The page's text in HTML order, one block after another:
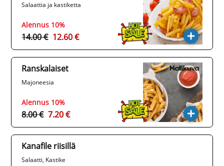
Salaattia ja kastiketta
Alennus 10%
14.00 € 12.60 €
Ranskalaiset
Majoneesia
Alennus 10%
8.00 € 7.20 €
Kanafile riisillä
Salaatti, Kastike